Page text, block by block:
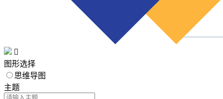

图形选择
思维导图
主题